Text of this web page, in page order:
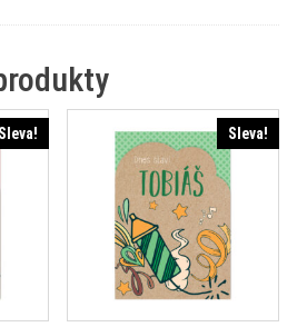
Sleva! Sleva!